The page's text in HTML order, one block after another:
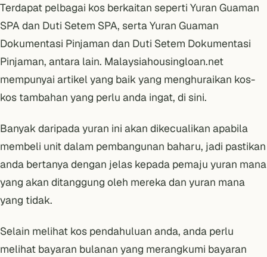
Terdapat pelbagai kos berkaitan seperti Yuran Guaman
SPA dan Duti Setem SPA, serta Yuran Guaman
Dokumentasi Pinjaman dan Duti Setem Dokumentasi
Pinjaman, antara lain. Malaysiahousingloan.net
mempunyai artikel yang baik yang menghuraikan kos-
kos tambahan yang perlu anda ingat, di sini.
Banyak daripada yuran ini akan dikecualikan apabila
membeli unit dalam pembangunan baharu, jadi pastikan
anda bertanya dengan jelas kepada pemaju yuran mana
yang akan ditanggung oleh mereka dan yuran mana
yang tidak.
Selain melihat kos pendahuluan anda, anda perlu
melihat bayaran bulanan yang merangkumi bayaran